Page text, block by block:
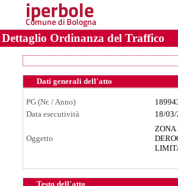
iperbole
Comune di Bologna
Dettaglio Ordinanza del Traffico
Dati generali dell'atto
PG (Nr. / Anno)
Data esecutività
18/
Oggetto
ZONA
Testo dell'atto